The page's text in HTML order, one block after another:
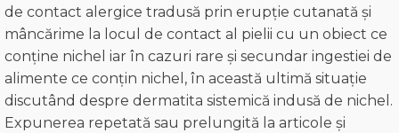
de contact alergice tradusă prin erupție cutanată și
mâncărime la locul de contact al pielii cu un obiect ce
conține nichel iar în cazuri rare și secundar ingestiei de
alimente ce conțin nichel, în această ultimă situație
discutând despre dermatita sistemică indusă de nichel.
Expunerea repetată sau prelungită la articole și